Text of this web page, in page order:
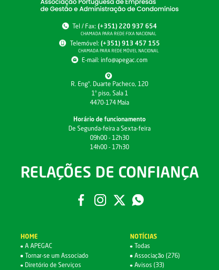
Tel / Fax:(+351) 220 937 654
CHAMADA PARA REDE FIXA NACIONAL
Telemóvel: (+351) 913 457 155
CHAMADA PARA REDE MÓVEL NACIONAL
E-mail: info@apegac.com
R. Engº. Duarte Pacheco, 120
1º piso, Sala 1
4470-174 Maia
Horário de funcionamento
De Segunda-feira a Sexta-feira
09h00 - 12h30
14h00 - 17h30
RELAÇÕES DE CONFIANÇA
HOME
A APEGAC
Tornar-se um Associado
Diretório de Serviços
NOTÍCIAS
Todas
Associação (276)
Avisos (33)